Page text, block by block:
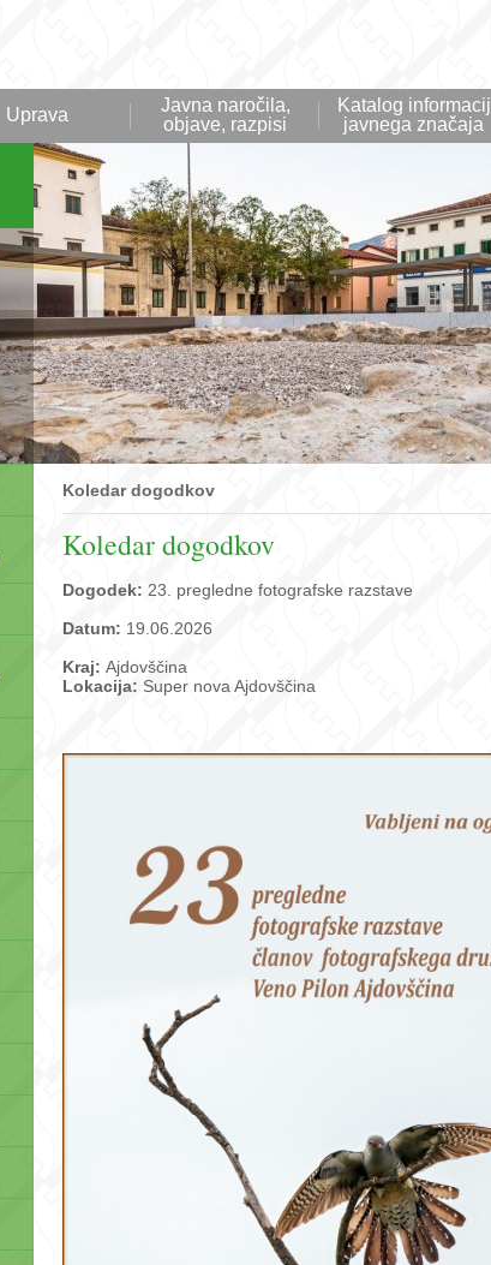
Uprava
Javna naročila,
objave, razpisi
Katalog informacij
javnega značaja
Koledar dogodkov
Koledar dogodkov
Dogodek: 23. pregledne fotografske razstave
Datum: 19.06.2026
Kraj: Ajdovščina
Lokacija: Super nova Ajdovščina